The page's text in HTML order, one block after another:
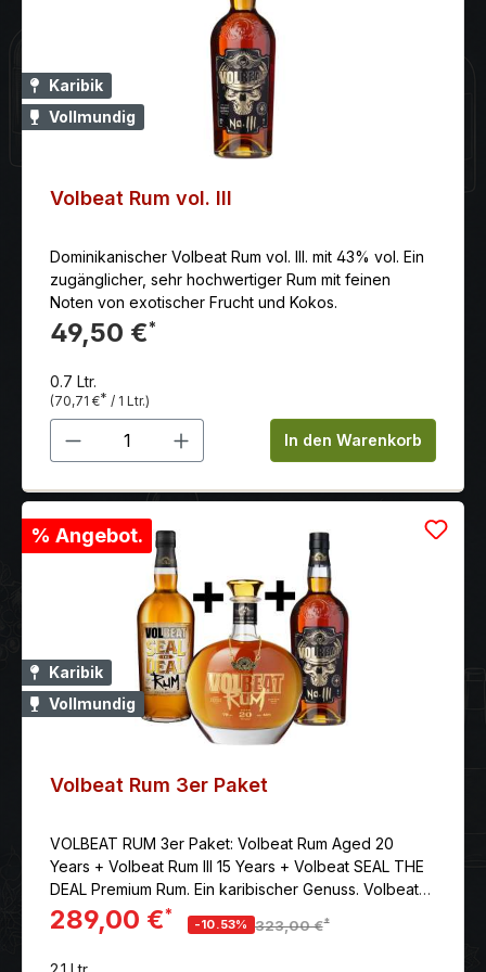
Poulsen und Schlagzeuger Jon Larsen die
Grundlagen für die allerersten Volbeat-Songs in
Dänemark legten, begann die Diamond Distillery mit
der Destillation des Volbeat Limited Edition Rums.
Karibik
Vollmundig
Volbeat Rum vol. III
Dominikanischer Volbeat Rum vol. III. mit 43% vol. Ein
zugänglicher, sehr hochwertiger Rum mit feinen
Noten von exotischer Frucht und Kokos.
49,50 €*
0.7 Ltr.
(70,71 €* / 1 Ltr.)
Produkt Anzahl: Gib denIn den Warenkorb
% Angebot.
Karibik
Vollmundig
Volbeat Rum 3er Paket
VOLBEAT RUM 3er Paket: Volbeat Rum Aged 20
Years + Volbeat Rum III 15 Years + Volbeat SEAL THE
DEAL Premium Rum. Ein karibischer Genuss. Volbeat
Rum Aged 20 Years Single Estate Guyana Rum mit
40% vol. Sammler Edition, limitiert auf 2400 Flaschen.
289,00 €*
-10.53% 323,00 €*